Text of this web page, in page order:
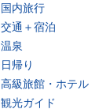
国内旅行
交通＋宿泊
温泉
日帰り
高級旅館・ホテル
観光ガイド